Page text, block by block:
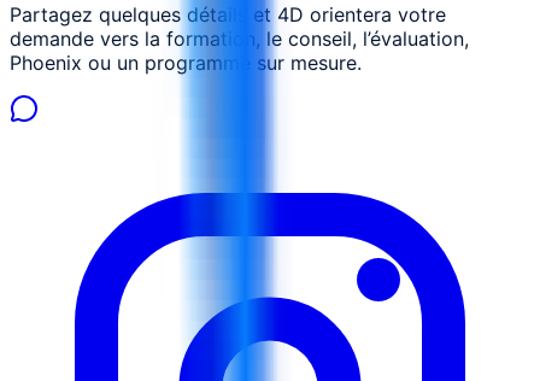
Partagez quelques détails et 4D orientera votre
demande vers la formation, le conseil, l’évaluation,
Phoenix ou un programme sur mesure.